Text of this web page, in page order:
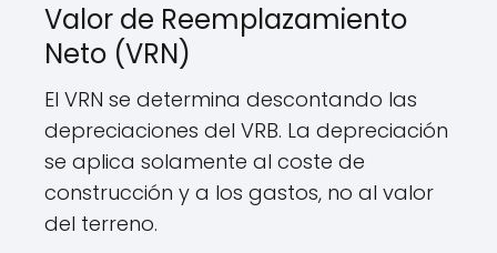
Valor de Reemplazamiento
Neto (VRN)
El VRN se determina descontando las
depreciaciones del VRB. La depreciación
se aplica solamente al coste de
construcción y a los gastos, no al valor
del terreno.